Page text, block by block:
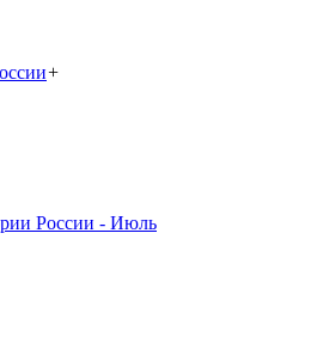
+
России - Июль